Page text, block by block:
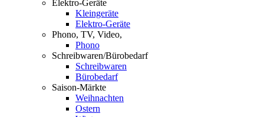
Elektro-Geräte
Kleingeräte
Elektro-Geräte
Phono, TV, Video,
Phono
Schreibwaren/Bürobedarf
Schreibwaren
Bürobedarf
Saison-Märkte
Weihnachten
Ostern